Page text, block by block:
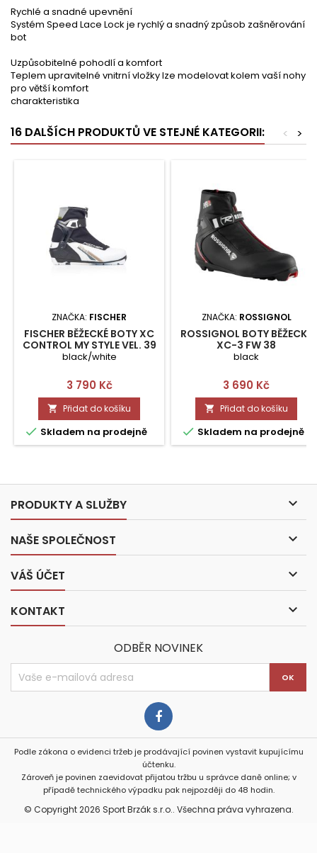
Rychlé a snadné upevnění
Systém Speed Lace Lock je rychlý a snadný způsob zašněrování
bot
Uzpůsobitelné pohodlí a komfort
Teplem upravitelné vnitrní vložky lze modelovat kolem vaší nohy
pro větší komfort
charakteristika
16 DALŠÍCH PRODUKTŮ VE STEJNÉ KATEGORII: >
<
ZNAČKA: FISCHER
FISCHER BĚŽECKÉ BOTY XC
CONTROL MY STYLE VEL. 39
black/white
Cena
3 790 Kč
 Přidat do košíku
 Skladem na prodejně
ZNAČKA: ROSSIGNOL
ROSSIGNOL BOTY BĚŽECKÉ
XC-3 FW 38
black
Cena
3 690 Kč
 Přidat do košíku
 Skladem na prodejně
PRODUKTY A SLUŽBY 
NAŠE SPOLEČNOST 
VÁŠ ÚČET 
KONTAKT 
ODBĚR NOVINEK
Podle zákona o evidenci tržeb je prodávající povinen vystavit kupujícímu
účtenku.
Zároveň je povinen zaevidovat přijatou tržbu u správce daně online; v
případě technického výpadku pak nejpozději do 48 hodin.
© Copyright 2026 Sport Brzák s.r.o.. Všechna práva vyhrazena.